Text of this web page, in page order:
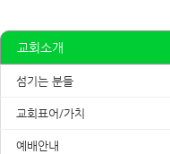
교회소개
섬기는 분들
교회표어/가치
예배안내